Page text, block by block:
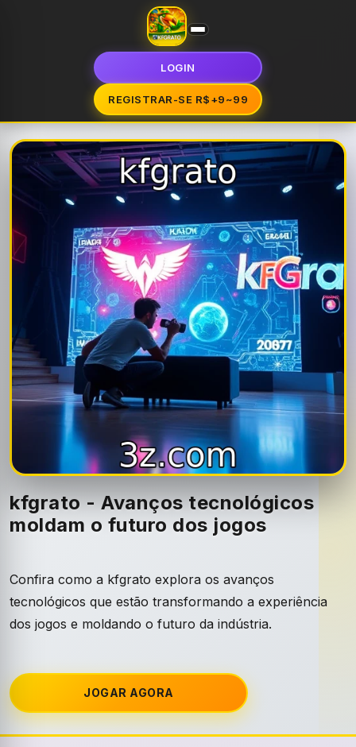
LOGIN
REGISTRAR-SE R$+9~99
kfgrato - Avanços tecnológicos
moldam o futuro dos jogos
Confira como a kfgrato explora os avanços
tecnológicos que estão transformando a experiência
dos jogos e moldando o futuro da indústria.
JOGAR AGORA